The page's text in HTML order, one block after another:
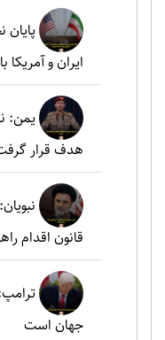
ایران و
یمن:
هدف قرار
قانون اقدام
جهان است